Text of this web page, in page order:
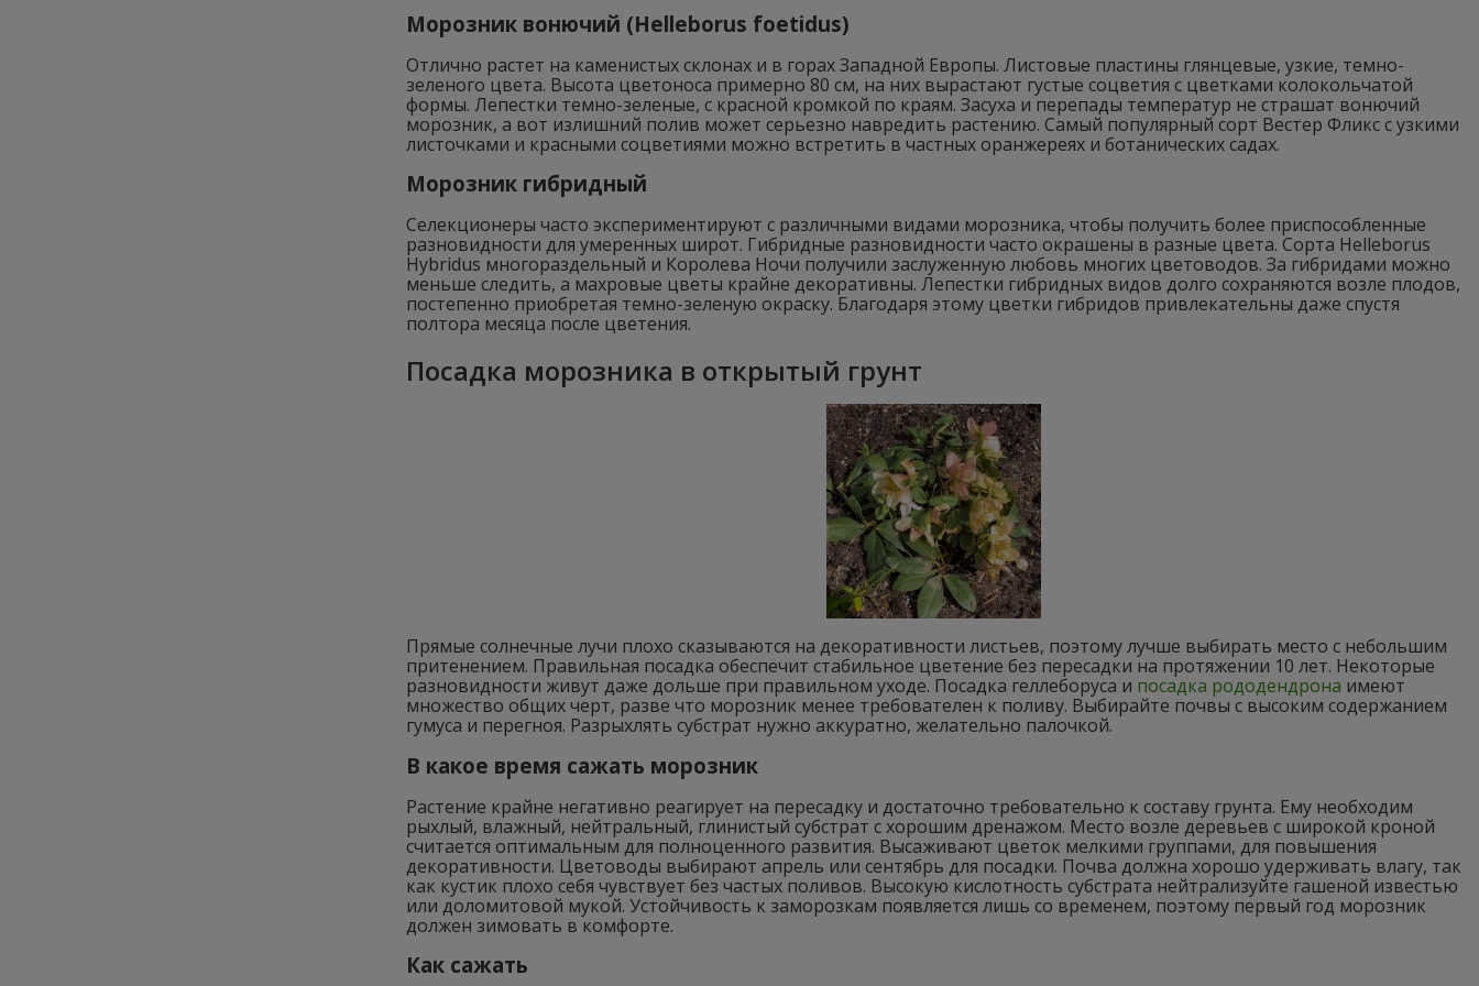
Морозник вонючий (Helleborus foetidus)
Отлично растет на каменистых склонах и в горах Западной Европы. Листовые пластины глянцевые, узкие, темно-
зеленого цвета. Высота цветоноса примерно 80 см, на них вырастают густые соцветия с цветками колокольчатой
формы. Лепестки темно-зеленые, с красной кромкой по краям. Засуха и перепады температур не страшат вонючий
морозник, а вот излишний полив может серьезно навредить растению. Самый популярный сорт Вестер Фликс с узкими
листочками и красными соцветиями можно встретить в частных оранжереях и ботанических садах.
Морозник гибридный
Селекционеры часто экспериментируют с различными видами морозника, чтобы получить более приспособленные
разновидности для умеренных широт. Гибридные разновидности часто окрашены в разные цвета. Сорта Helleborus
Hybridus многораздельный и Королева Ночи получили заслуженную любовь многих цветоводов. За гибридами можно
меньше следить, а махровые цветы крайне декоративны. Лепестки гибридных видов долго сохраняются возле плодов,
постепенно приобретая темно-зеленую окраску. Благодаря этому цветки гибридов привлекательны даже спустя
полтора месяца после цветения.
Посадка морозника в открытый грунт
Прямые солнечные лучи плохо сказываются на декоративности листьев, поэтому лучше выбирать место с небольшим
притенением. Правильная посадка обеспечит стабильное цветение без пересадки на протяжении 10 лет. Некоторые
разновидности живут даже дольше при правильном уходе. Посадка геллеборуса и посадка рододендрона имеют
множество общих черт, разве что морозник менее требователен к поливу. Выбирайте почвы с высоким содержанием
гумуса и перегноя. Разрыхлять субстрат нужно аккуратно, желательно палочкой.
В какое время сажать морозник
Растение крайне негативно реагирует на пересадку и достаточно требовательно к составу грунта. Ему необходим
рыхлый, влажный, нейтральный, глинистый субстрат с хорошим дренажом. Место возле деревьев с широкой кроной
считается оптимальным для полноценного развития. Высаживают цветок мелкими группами, для повышения
декоративности. Цветоводы выбирают апрель или сентябрь для посадки. Почва должна хорошо удерживать влагу, так
как кустик плохо себя чувствует без частых поливов. Высокую кислотность субстрата нейтрализуйте гашеной известью
или доломитовой мукой. Устойчивость к заморозкам появляется лишь со временем, поэтому первый год морозник
должен зимовать в комфорте.
Как сажать